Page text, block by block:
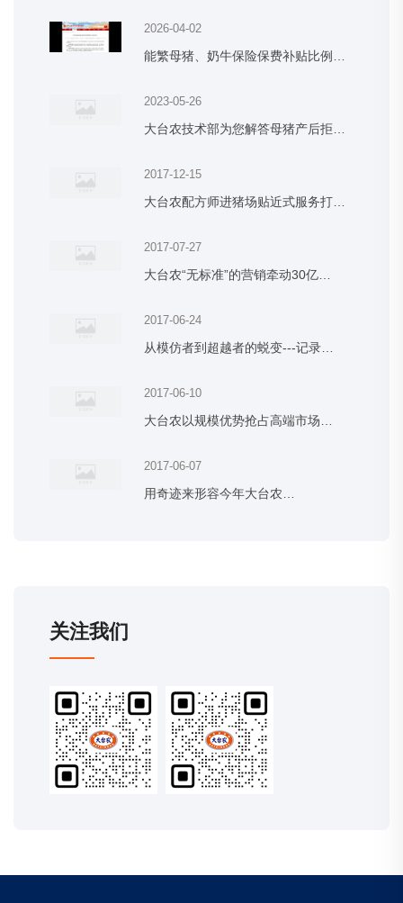
2026-04-02
能繁母猪、奶牛保险保费补贴比例…
2023-05-26
大台农技术部为您解答母猪产后拒…
2017-12-15
大台农配方师进猪场贴近式服务打…
2017-07-27
大台农“无标准”的营销牵动30亿…
2017-06-24
从模仿者到超越者的蜕变---记录…
2017-06-10
大台农以规模优势抢占高端市场…
2017-06-07
用奇迹来形容今年大台农…
关注我们